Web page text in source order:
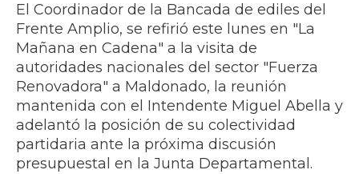
El Coordinador de la Bancada de ediles del
Frente Amplio, se refirió este lunes en "La
Mañana en Cadena" a la visita de
autoridades nacionales del sector "Fuerza
Renovadora" a Maldonado, la reunión
mantenida con el Intendente Miguel Abella y
adelantó la posición de su colectividad
partidaria ante la próxima discusión
presupuestal en la Junta Departamental.